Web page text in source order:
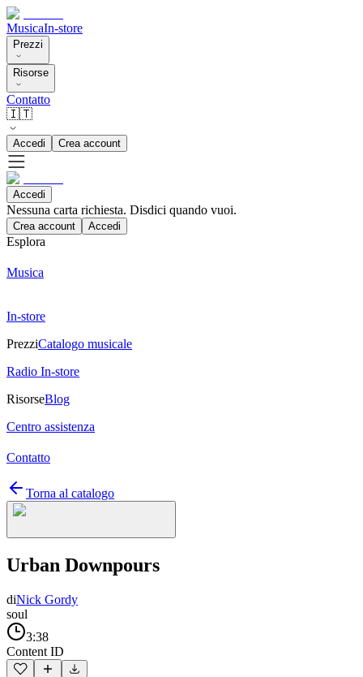
MusicaIn-store
Prezzi
Risorse
Contatto
🇮🇹
Accedi Crea account
Accedi
Nessuna carta richiesta. Disdici quando vuoi.
Crea account Accedi
Esplora
Musica
In-store
PrezziCatalogo musicale
Radio In-store
RisorseBlog
Centro assistenza
Contatto
Torna al catalogo
Urban Downpours
diNick Gordy
soul
3:38
Content ID